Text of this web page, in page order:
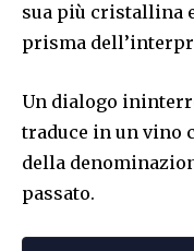
sua più cristallina
prisma
Un dialogo
traduce in un vino
della
passato.